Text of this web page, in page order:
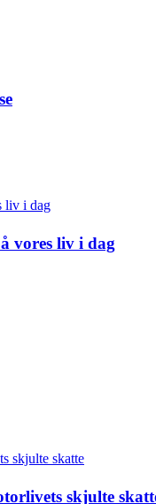
vores liv i dag
skjulte